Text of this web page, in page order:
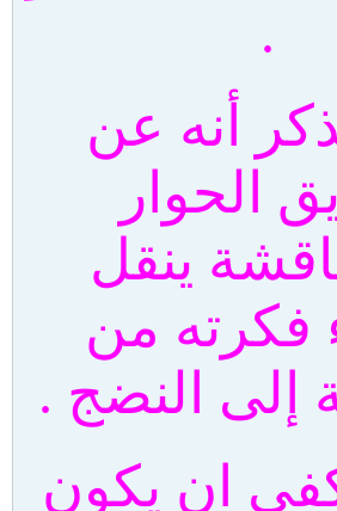
.
تذكر أنه عن
الحوار
ينقل
فكرته من
إلى النضج .
ان يكون